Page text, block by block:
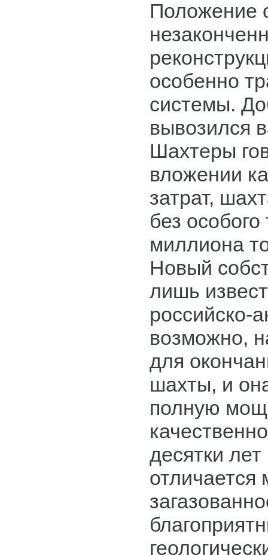
Положение
особенно
системы.
вывозился
Шахтеры
вложении
затрат,
без
миллиона
Новый
лишь
российско-
возможно,
для
шахты, и
полную
десятки
отличается